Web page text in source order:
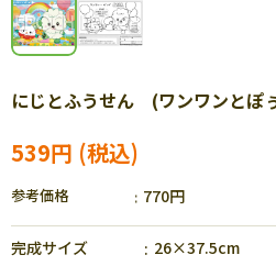
にじとふうせん (ワンワンと
539円
参考価格 770円
完成サイズ 26×37.5cm